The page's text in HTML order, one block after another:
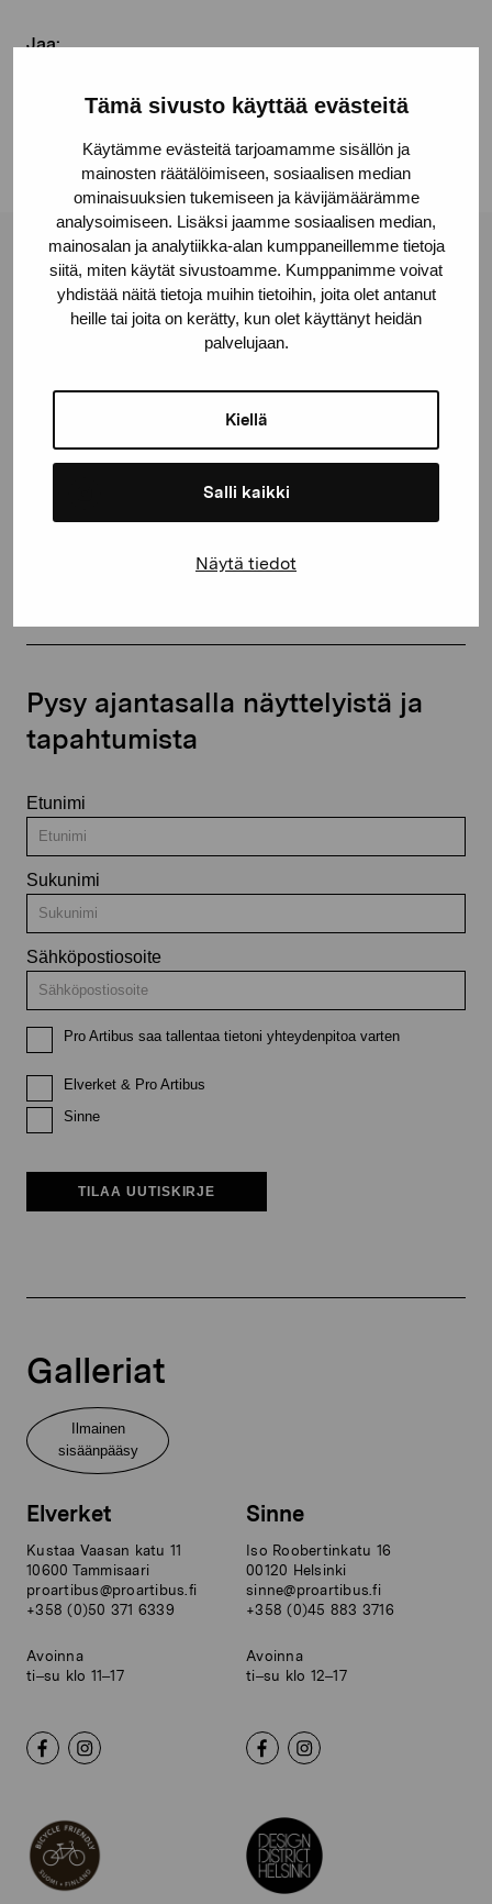
Tämä sivusto käyttää evästeitä
Käytämme evästeitä tarjoamamme sisällön ja
mainosten räätälöimiseen, sosiaalisen median
ominaisuuksien tukemiseen ja kävijämäärämme
analysoimiseen. Lisäksi jaamme sosiaalisen median,
mainosalan ja analytiikka-alan kumppaneillemme tietoja
siitä, miten käytät sivustoamme. Kumppanimme voivat
yhdistää näitä tietoja muihin tietoihin, joita olet antanut
heille tai joita on kerätty, kun olet käyttänyt heidän
palvelujaan.
Kiellä
Salli kaikki
Näytä tiedot
Jaa:
Linkedin
Pro Artibus -säätiö
Kustaa Vaasan katu 11
proartibus@proartibus.fi
Pysy ajantasalla näyttelyistä ja
tapahtumista
Etunimi
Sukunimi
Sähköpostiosoite
Pro Artibus saa tallentaa tietoni yhteydenpitoa varten
Elverket & Pro Artibus
Sinne
TILAA UUTISKIRJE
Galleriat
Ilmainen
sisäänpääsy
Elverket
Kustaa Vaasan katu 11
10600 Tammisaari
proartibus@proartibus.fi
+358 (0)50 371 6339
Avoinna
ti–su klo 11–17
Sinne
Iso Roobertinkatu 16
00120 Helsinki
sinne@proartibus.fi
+358 (0)45 883 3716
Avoinna
ti–su klo 12–17